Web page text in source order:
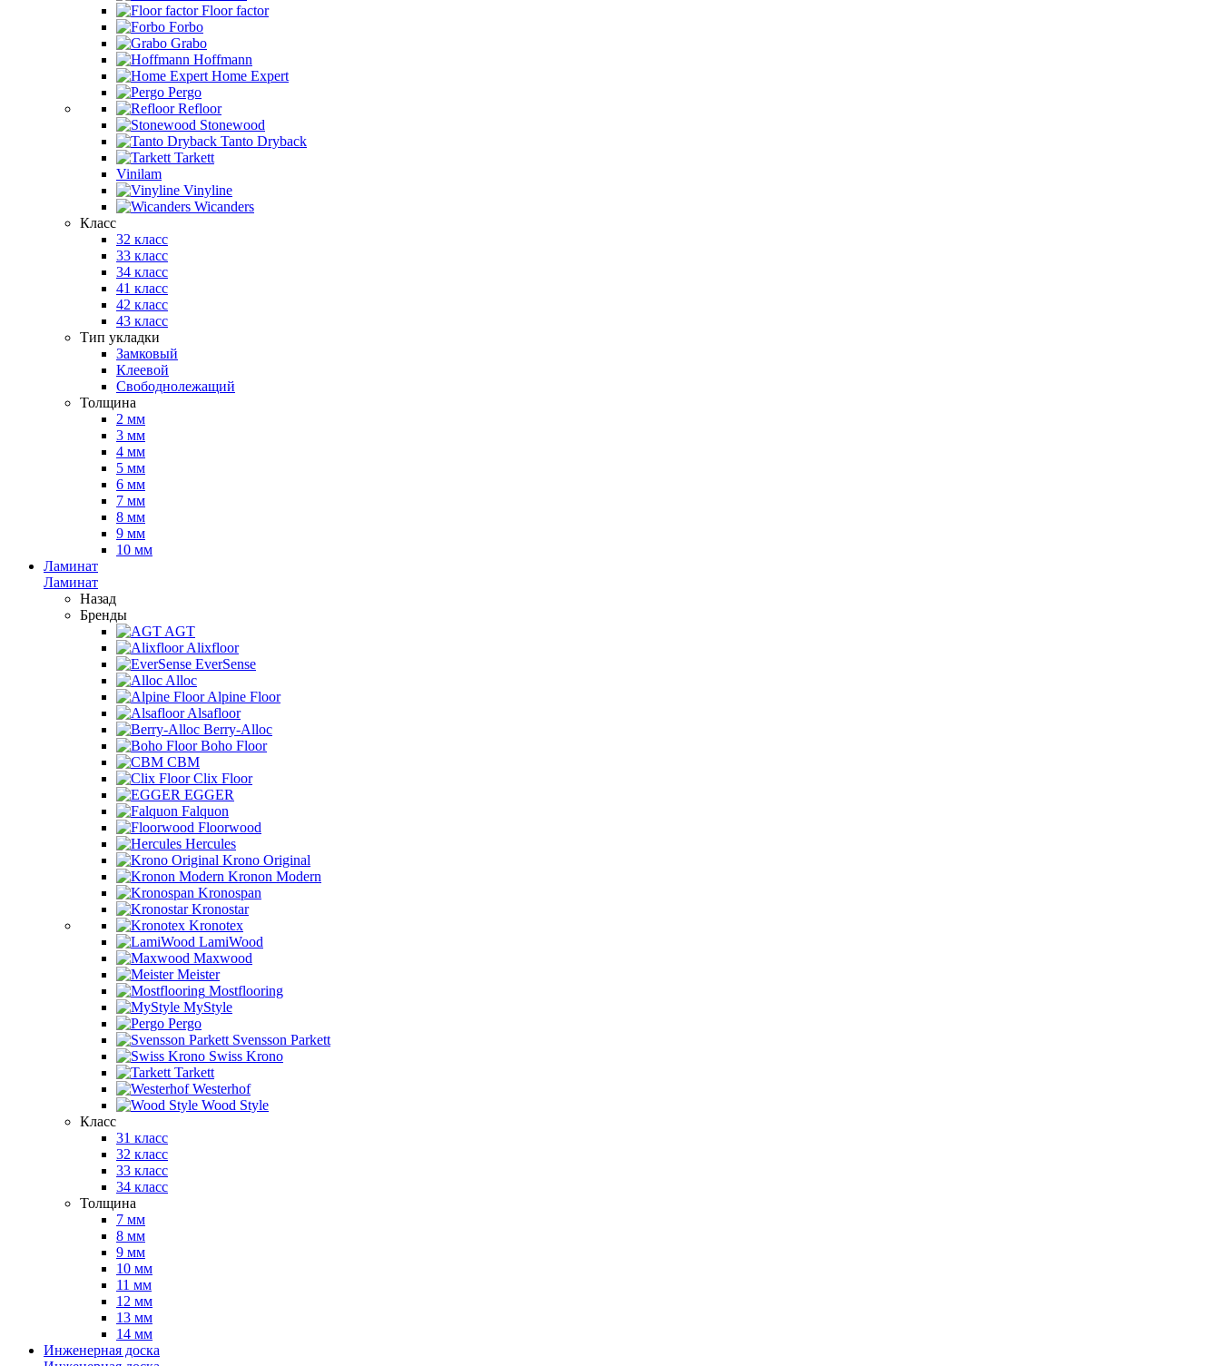
Floor factor
Forbo
Grabo
Hoffmann
Home Expert
Pergo
Refloor
Stonewood
Tanto Dryback
Tarkett
Vinilam
Vinyline
Wicanders
Класс
32 класс
33 класс
34 класс
41 класс
42 класс
43 класс
Тип укладки
Замковый
Клеевой
Свободнолежащий
Толщина
2 мм
3 мм
4 мм
5 мм
6 мм
7 мм
8 мм
9 мм
10 мм
Ламинат
Ламинат
Назад
Бренды
AGT
Alixfloor
EverSense
Alloc
Alpine Floor
Alsafloor
Berry-Alloc
Boho Floor
CBM
Clix Floor
EGGER
Falquon
Floorwood
Hercules
Krono Original
Kronon Modern
Kronospan
Kronostar
Kronotex
LamiWood
Maxwood
Meister
Mostflooring
MyStyle
Pergo
Svensson Parkett
Swiss Krono
Tarkett
Westerhof
Wood Style
Класс
31 класс
32 класс
33 класс
34 класс
Толщина
7 мм
8 мм
9 мм
10 мм
11 мм
12 мм
13 мм
14 мм
Инженерная доска